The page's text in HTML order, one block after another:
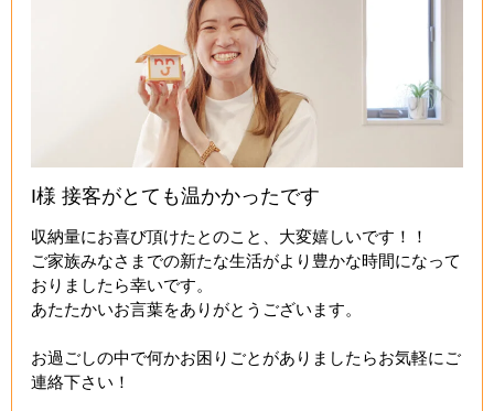
I様 接客がとても温かかったです
収納量にお喜び頂けたとのこと、大変嬉しいです！！
ご家族みなさまでの新たな生活がより豊かな時間になって
おりましたら幸いです。
あたたかいお言葉をありがとうございます。
お過ごしの中で何かお困りごとがありましたらお気軽にご
連絡下さい！